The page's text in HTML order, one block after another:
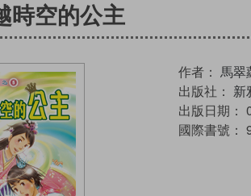
時空的公主
作者： 馬翠
出版社： 新
出版日期：
國際書號：